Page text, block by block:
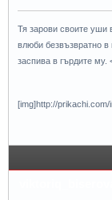
Тя зарови своите уши
влюби безвъзвратно в
заспива в гърдите му.
[img]http://